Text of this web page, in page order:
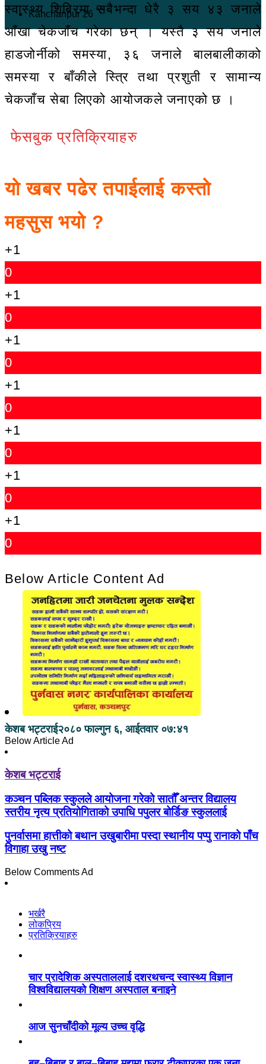
Kanchanpur 26 ℃
स्वास्थ्य शिबिरमा सबैभन्दा धेरै ३ सय ४३ जनाले
आँखा चेकजाँच गरेका छन् । यस्तै ३ सय जनाले
हाडजोर्नीको समस्या, ३६ जनाले बालबालीकाको
समस्या र बाँकीले स्त्रि तथा प्रशुती र सामान्य
चेकजाँच सेबा लिएको आयोजकले जनाएको छ ।
फेसबुक प्रतिक्रियाहरु
यो खबर पढेर तपाईलाई कस्तो
महसुस भयो ?
+1
0
+1
0
+1
0
+1
0
+1
0
+1
0
+1
0
Below Article Content Ad
केशब भट्टराई२०८० फाल्गुन ६, आईतवार ०७:४१
Below Article Ad
केशब भट्टराई
कञ्चन पब्लिक स्कुलले आयोजना गरेको सातौँ अन्तर विद्यालय
स्तरीय नृत्य प्रतियोगिताको उपाधि पपुलर बोर्डिङ स्कुललाई
पुनर्वासमा हात्तीको बथान उखुबारीमा पस्दा स्थानीय पप्पु रानाको पाँच
विगाहा उखु नष्ट
Below Comments Ad
भर्खरै
लोकप्रिय
प्रतिक्रियाहरु
चार प्रादेशिक अस्पताललाई दशरथचन्द स्वास्थ्य विज्ञान
विश्वविद्यालयको शिक्षण अस्पताल बनाइने
आज सुनचाँदीको मूल्य उच्च वृद्धि